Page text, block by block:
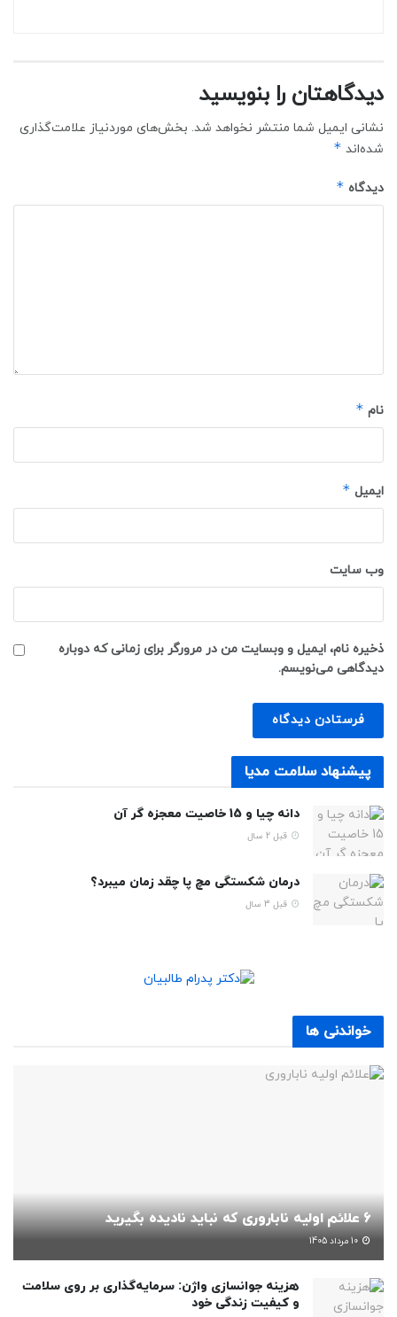
دیدگاهتان را بنویسید
نشانی ایمیل شما منتشر نخواهد شد. بخش‌های موردنیاز علامت‌گذاری
شده‌اند *
دیدگاه *
نام *
ایمیل *
وب‌ سایت
ذخیره نام، ایمیل و وبسایت من در مرورگر برای زمانی که دوباره
دیدگاهی می‌نویسم.
پیشنهاد سلامت مدیا
دانه چیا و 15 خاصیت معجزه گر آن
قبل 2 سال
درمان شکستگی مچ پا چقد زمان میبرد؟
قبل 3 سال
خواندنی ها
6 علائم اولیه ناباروری که نباید نادیده بگیرید
هزینه جوانسازی واژن: سرمایه‌گذاری بر روی سلامت
و کیفیت زندگی خود